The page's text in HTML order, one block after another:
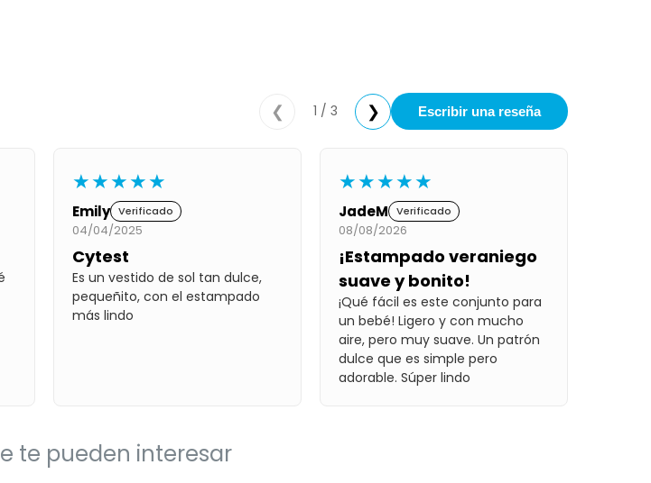
❮ 1 / 3 ❯ Escribir una reseña
★★★★★
Emily Verificado
04/04/2025
Cytest
Es un vestido de sol tan dulce,
pequeñito, con el estampado
más lindo
★★★★★
JadeM Verificado
08/08/2026
¡Estampado veraniego
suave y bonito!
¡Qué fácil es este conjunto para
un bebé! Ligero y con mucho
aire, pero muy suave. Un patrón
dulce que es simple pero
adorable. Súper lindo
te pueden interesar